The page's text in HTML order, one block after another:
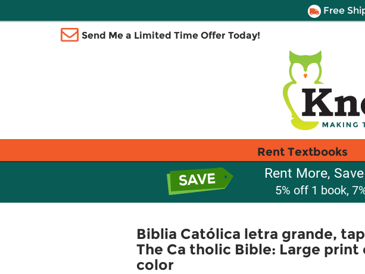
Free
Send Me a Limited Time Offer Today!
Rent Textbooks
Rent More,
5% off 1 book,
Biblia Católica letra grande,
The Ca tholic Bible: Large
color